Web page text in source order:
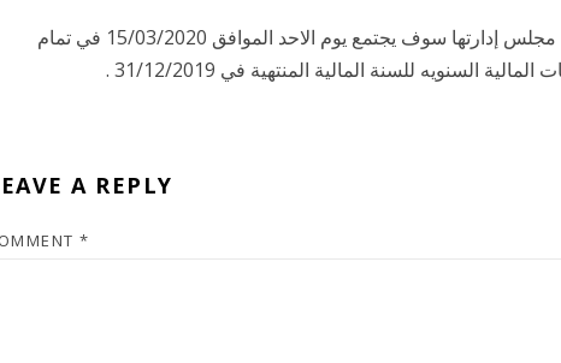
بالإشارة إلى الموضوع أعلاه تود الشركة الإفادة بأن مجلس إدارتها سوف يجتمع يوم الاحد الموافق 15/03/2020 في تمام
A REPLY
*